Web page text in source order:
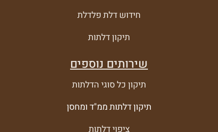
חידוש דלת פלדלת
תיקון דלתות
שירותים נוספים
תיקון כל סוגי הדלתות
תיקון דלתות ממ"ד ומחסן
ציפוי דלתות